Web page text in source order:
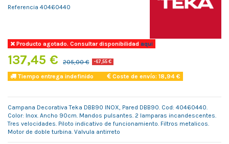
Referencia 40460440
Producto agotado. Consultar disponibilidadaqui
137,45 € 205,00 € -67,55 €
Tiempo entrega indefinido Coste de envío: 18,94 €
Campana Decorativa Teka DBB90 INOX, Pared DBB90. Cod: 40460440.
Color: Inox. Ancho 90cm. Mandos pulsantes. 2 lamparas incandescentes.
Tres velocidades. Piloto indicativo de funcionamiento. Filtros metalicos.
Motor de doble turbina. Valvula antirreto